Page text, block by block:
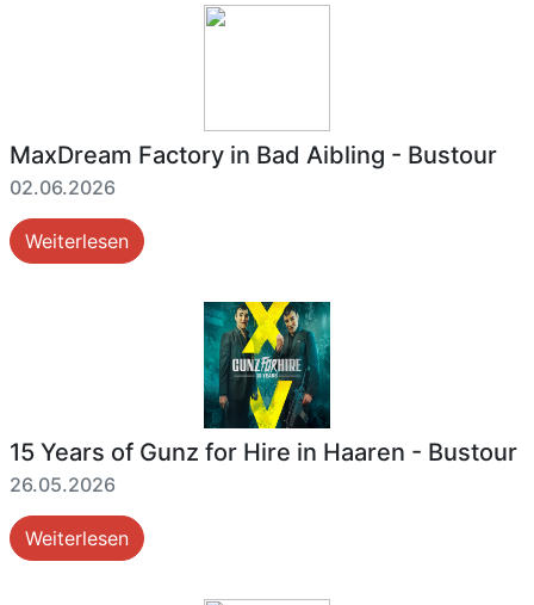
MaxDream Factory in Bad Aibling - Bustour
02.06.2026
Weiterlesen
15 Years of Gunz for Hire in Haaren - Bustour
26.05.2026
Weiterlesen